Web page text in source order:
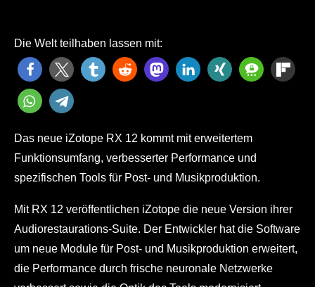
Die Welt teilhaben lassen mit:
Das neue iZotope RX 12 kommt mit erweitertem
Funktionsumfang, verbesserter Performance und
spezifischen Tools für Post- und Musikproduktion.
Mit RX 12 veröffentlichen iZotope die neue Version ihrer
Audiorestaurations-Suite. Der Entwickler hat die Software
um neue Module für Post- und Musikproduktion erweitert,
die Performance durch frische neuronale Netzwerke